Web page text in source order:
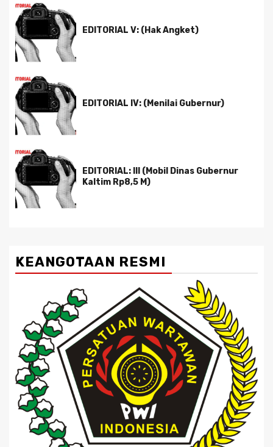
EDITORIAL V: (Hak Angket)
EDITORIAL IV: (Menilai Gubernur)
EDITORIAL: III (Mobil Dinas Gubernur
Kaltim Rp8,5 M)
KEANGOTAAN RESMI